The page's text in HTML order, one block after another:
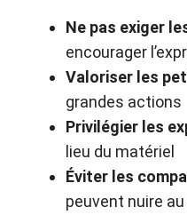
Ne pas exiger
encourager
Valoriser les
grandes actions
Privilégier les
lieu du matériel
Éviter les
peuvent nuire